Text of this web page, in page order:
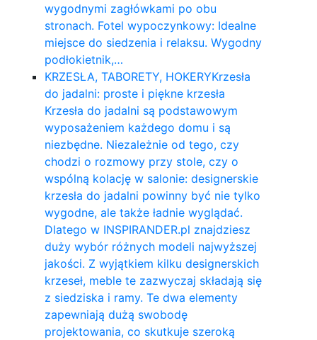
wygodnymi zagłówkami po obu
stronach. Fotel wypoczynkowy: Idealne
miejsce do siedzenia i relaksu. Wygodny
podłokietnik,…
KRZESŁA, TABORETY, HOKERYKrzesła
do jadalni: proste i piękne krzesła
Krzesła do jadalni są podstawowym
wyposażeniem każdego domu i są
niezbędne. Niezależnie od tego, czy
chodzi o rozmowy przy stole, czy o
wspólną kolację w salonie: designerskie
krzesła do jadalni powinny być nie tylko
wygodne, ale także ładnie wyglądać.
Dlatego w INSPIRANDER.pl znajdziesz
duży wybór różnych modeli najwyższej
jakości. Z wyjątkiem kilku designerskich
krzeseł, meble te zazwyczaj składają się
z siedziska i ramy. Te dwa elementy
zapewniają dużą swobodę
projektowania, co skutkuje szeroką